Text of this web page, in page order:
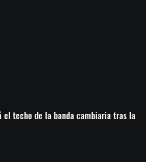
el techo de la banda cambiaria tras la